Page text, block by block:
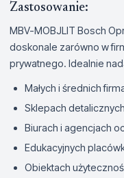
Zastosowanie:
MBV-MOBJLIT Bosch
doskonale zarówno w
prywatnego. Idealnie
Małych i średnich
Sklepach
Biurach i agencjach
Edukacyjnych
Obiektach